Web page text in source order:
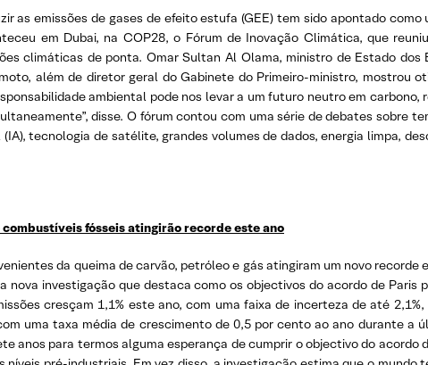
as emissões de gases de efeito estufa (GEE) tem sido apontado
em Dubai, na COP28, o Fórum de Inovação Climática, que
climáticas de ponta. Omar Sultan Al Olama, ministro de Estado dos
além de diretor geral do Gabinete do Primeiro-ministro, mostrou
ambiental pode nos levar a um futuro neutro em carbono,
disse. O fórum contou com uma série de debates sobre
tecnologia de satélite, grandes volumes de dados, energia limpa,
fósseis atingirão recorde este ano
da queima de carvão, petróleo e gás atingiram um novo
nova investigação que destaca como os objectivos do acordo de
cresçam 1,1% este ano, com uma faixa de incerteza de até
uma taxa média de crescimento de 0,5 por cento ao ano durante a
anos para termos alguma esperança de cumprir o objectivo do